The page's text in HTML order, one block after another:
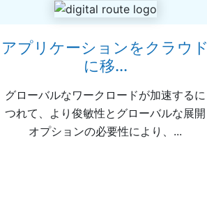
アプリケーションをクラウド
に移...
グローバルなワークロードが加速するに
つれて、より俊敏性とグローバルな展開
オプションの必要性により、...